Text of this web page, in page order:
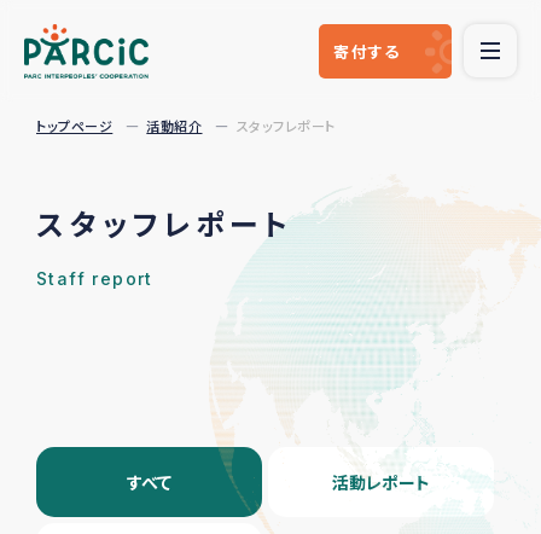
寄付する
トップページ 活動紹介 スタッフレポート
スタッフレポート
Staff report
すべて 活動レポート